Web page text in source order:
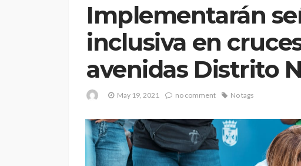
Implementarán
inclusiva en
avenidas Distrito
May 19, 2021 no comment No tags